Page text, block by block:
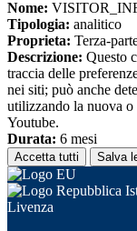
Nome:
Tipologia: analitico
Proprieta: Terza-
Descrizione: Questo
traccia delle
nei siti; può anche
utilizzando la nuova
Youtube.
Durata: 6 mesi
Accetta tutti Salva
Livenza